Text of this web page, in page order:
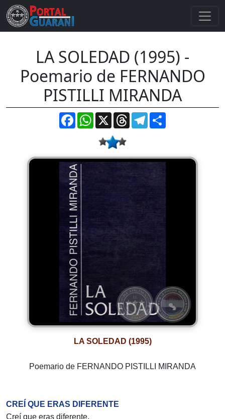
LA SOLEDAD (1995) -
Poemario de FERNANDO
PISTILLI MIRANDA
FacebookWhatsApp
X ThreadsTelegram
LA SOLEDAD (1995)
Poemario de FERNANDO PISTILLI MIRANDA
CREÍ QUE ERAS DIFERENTE
Creí que eras diferente,